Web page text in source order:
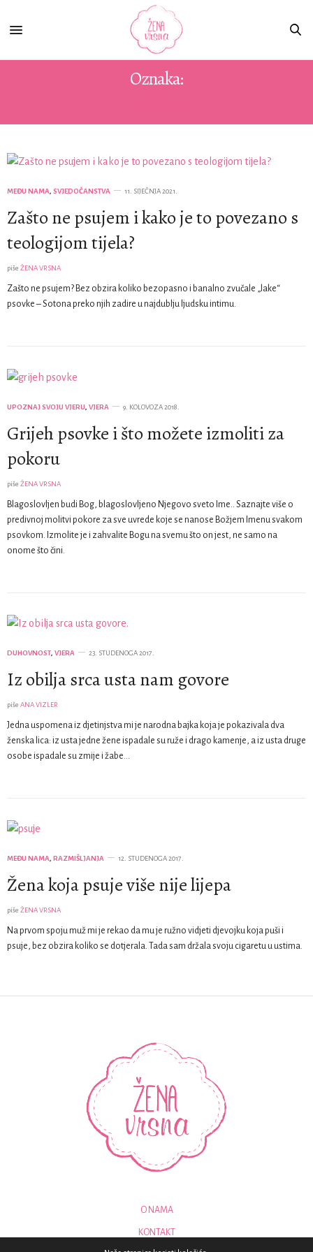
Oznaka:
MEĐU NAMA, SVJEDOČANSTVA 11. SIJEČNJA 2021.
Zašto ne psujem i kako je to povezano s
teologijom tijela?
piše ŽENA VRSNA
Zašto ne psujem? Bez obzira koliko bezopasno i banalno zvučale „lake“
psovke – Sotona preko njih zadire u najdublju ljudsku intimu.
UPOZNAJ SVOJU VJERU, VJERA 9. KOLOVOZA 2018.
Grijeh psovke i što možete izmoliti za
pokoru
piše ŽENA VRSNA
Blagoslovljen budi Bog, blagoslovljeno Njegovo sveto Ime.. Saznajte više o
predivnoj molitvi pokore za sve uvrede koje se nanose Božjem Imenu svakom
psovkom. Izmolite je i zahvalite Bogu na svemu što on jest, ne samo na
onome što čini.
DUHOVNOST, VJERA 23. STUDENOGA 2017.
Iz obilja srca usta nam govore
piše ANA VIZLER
Jedna uspomena iz djetinjstva mi je narodna bajka koja je pokazivala dva
ženska lica: iz usta jedne žene ispadale su ruže i drago kamenje, a iz usta druge
osobe ispadale su zmije i žabe…
MEĐU NAMA, RAZMIŠLJANJA 12. STUDENOGA 2017.
Žena koja psuje više nije lijepa
piše ŽENA VRSNA
Na prvom spoju muž mi je rekao da mu je ružno vidjeti djevojku koja puši i
psuje, bez obzira koliko se dotjerala. Tada sam držala svoju cigaretu u ustima.
O NAMA
KONTAKT